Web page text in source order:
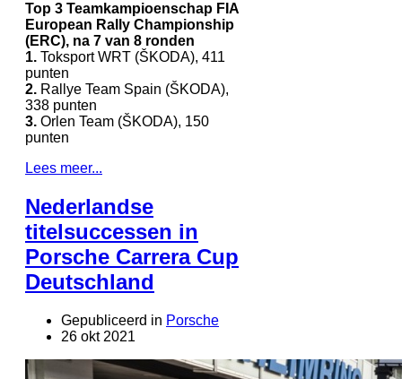
Top 3 Teamkampioenschap FIA
European Rally Championship
(ERC), na 7 van 8 ronden
1. Toksport WRT (ŠKODA), 411
punten
2. Rallye Team Spain (ŠKODA),
338 punten
3. Orlen Team (ŠKODA), 150
punten
Lees meer...
Nederlandse
titelsuccessen in
Porsche Carrera Cup
Deutschland
Gepubliceerd in Porsche
26 okt 2021